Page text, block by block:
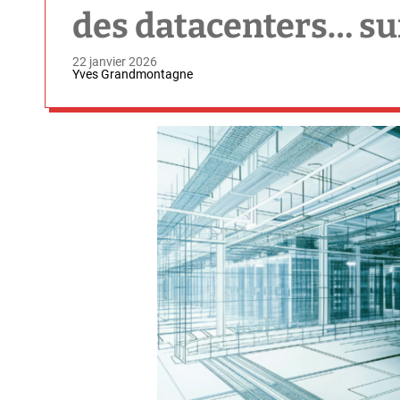
des datacenters…
22 janvier 2026
Yves Grandmontagne